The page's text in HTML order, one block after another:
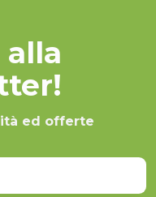
ed offerte